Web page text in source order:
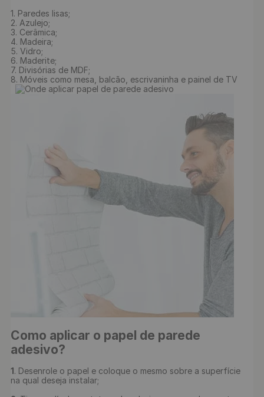
1. Paredes lisas;
2. Azulejo;
3. Cerâmica;
4. Madeira;
5. Vidro;
6. Maderite;
7. Divisórias de MDF;
8. Móveis como mesa, balcão, escrivaninha e painel de TV
Como aplicar o papel de parede
adesivo?
1. Desenrole o papel e coloque o mesmo sobre a superfície
na qual deseja instalar;